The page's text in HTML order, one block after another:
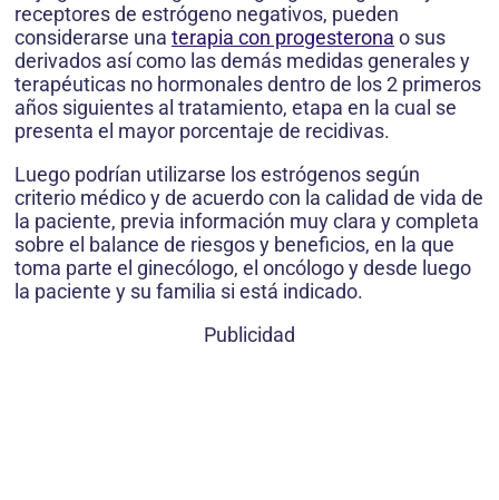
receptores de estrógeno negativos, pueden
considerarse una terapia con progesterona o sus
derivados así como las demás medidas generales y
terapéuticas no hormonales dentro de los 2 primeros
años siguientes al tratamiento, etapa en la cual se
presenta el mayor porcentaje de recidivas.
Luego podrían utilizarse los estrógenos según
criterio médico y de acuerdo con la calidad de vida de
la paciente, previa información muy clara y completa
sobre el balance de riesgos y beneficios, en la que
toma parte el ginecólogo, el oncólogo y desde luego
la paciente y su familia si está indicado.
Publicidad